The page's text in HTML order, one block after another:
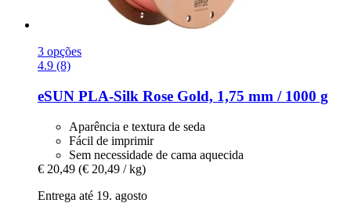
3 opções
4.9 (8)
eSUN PLA-​Silk Rose Gold, 1,75 mm / 1000 g
Aparência e textura de seda
Fácil de imprimir
Sem necessidade de cama aquecida
€ 20,49 (€ 20,49 / kg)
Entrega até 19. agosto